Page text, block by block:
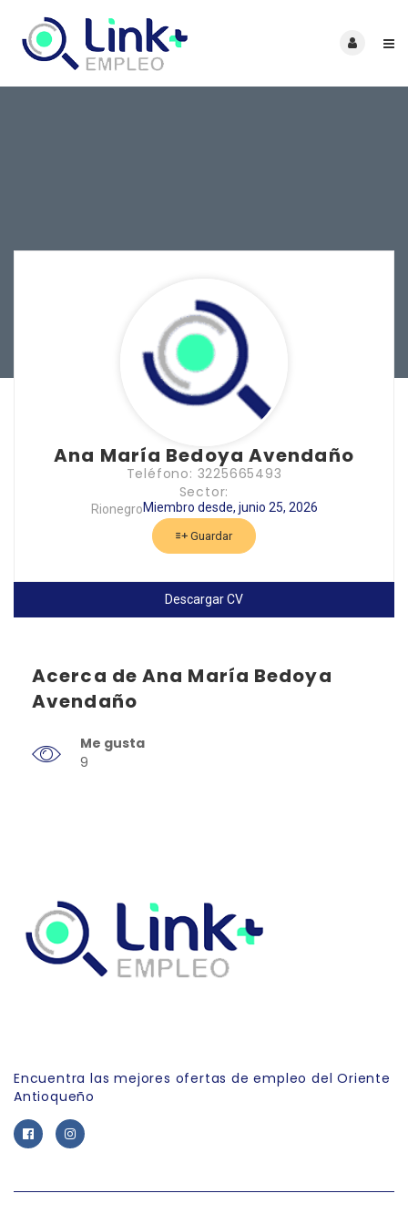
Ana María Bedoya Avendaño
Teléfono: 3225665493
Sector:
RionegroMiembro desde, junio 25, 2026
Guardar
Descargar CV
Acerca de Ana María Bedoya
Avendaño
Me gusta
9
Encuentra las mejores ofertas de empleo del Oriente
Antioqueño